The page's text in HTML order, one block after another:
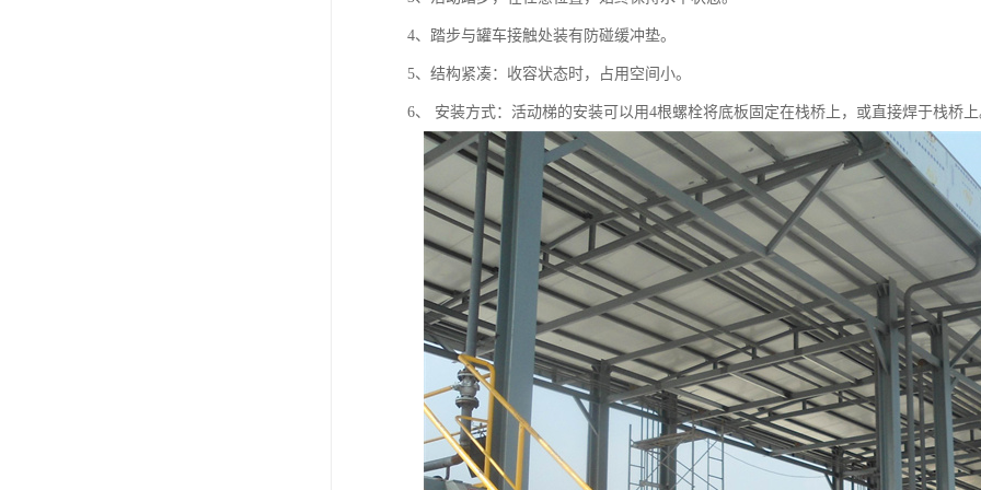
4、踏步与罐车接触处装有防碰缓冲垫。
5、结构紧凑：收容状态时，占用空间小。
6、 安装方式：活动梯的安装可以用4根螺栓将底板固定在栈桥上，或直接焊于栈桥